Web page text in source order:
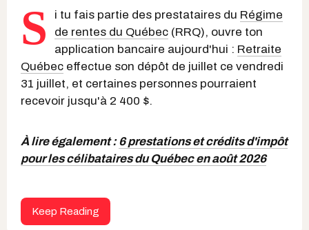
S i tu fais partie des prestataires du Régime
de rentes du Québec (RRQ), ouvre ton
application bancaire aujourd'hui : Retraite
Québec effectue son dépôt de juillet ce vendredi
31 juillet, et certaines personnes pourraient
recevoir jusqu'à 2 400 $.
À lire également :6 prestations et crédits d'impôt
pour les célibataires du Québec en août 2026
Keep Reading